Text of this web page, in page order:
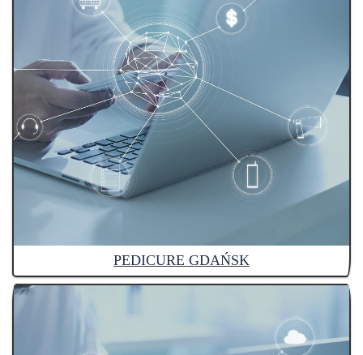
PEDICURE GDAŃSK